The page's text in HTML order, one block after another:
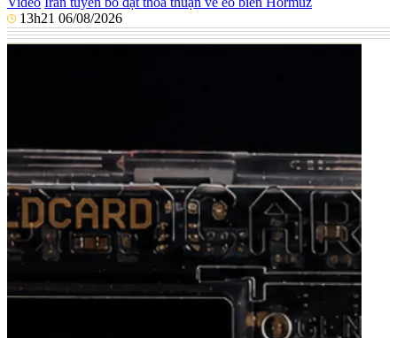
13h21 06/08/2026